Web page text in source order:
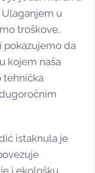
u
troškove,
pokazujemo da
kojem naša
tehnička
istaknula je
i ekološku